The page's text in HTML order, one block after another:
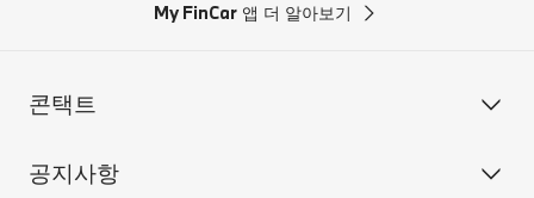
My FinCar 앱 더 알아보기
콘택트
공지사항